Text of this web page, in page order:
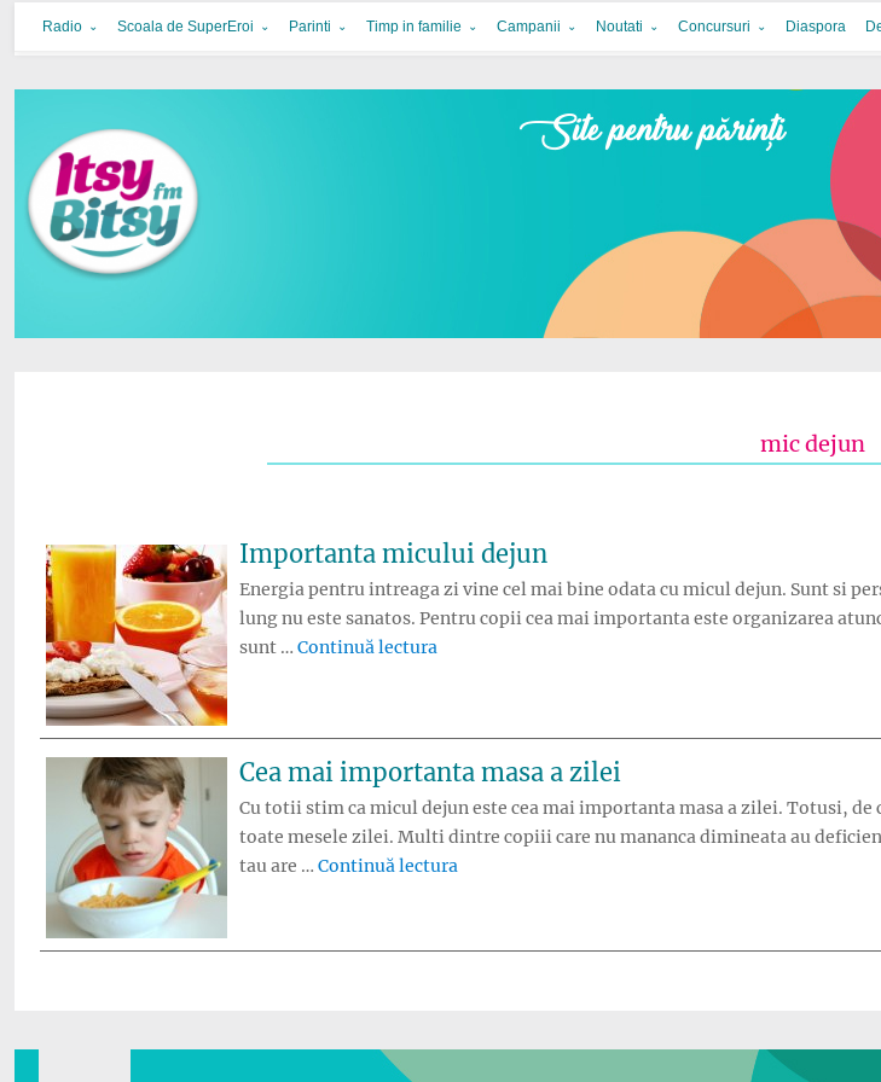
Itsy Bitsy
bucurie in familie
Radio Scoala de SuperEroi Parinti Timp in familie Campanii Noutati Concursuri Diaspora
mic dejun
Importanta micului dejun
Energia pentru intreaga zi vine cel mai bine odata cu micul dejun. Sunt si
lung nu este sanatos. Pentru copii cea mai importanta este organizarea
sunt … Continuă lectura
Cea mai importanta masa a zilei
Cu totii stim ca micul dejun este cea mai importanta masa a zilei. Totusi, de
toate mesele zilei. Multi dintre copiii care nu mananca dimineata au
tau are … Continuă lectura